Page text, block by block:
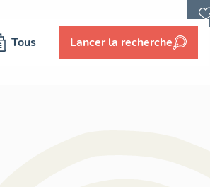
Tous Lancer la recherche